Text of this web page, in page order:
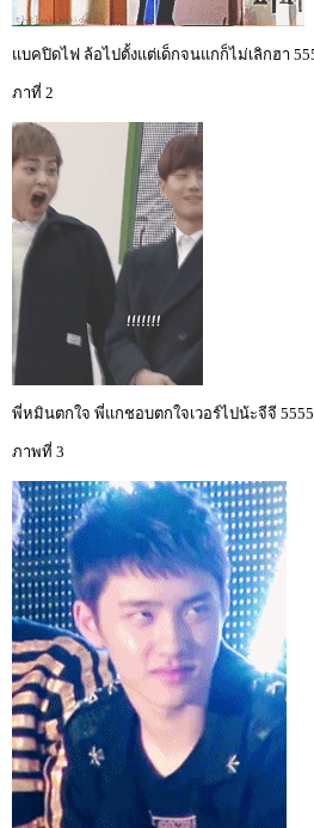
แบคปิดไฟ ล้อไปตั้งแต่เด็กจนแกก็ไม่เลิกฮา
ภาที่ 2
พี่หมินตกใจ พี่แกชอบตกใจเวอร์ไปน้ะจีจี 5555
ภาพที่ 3